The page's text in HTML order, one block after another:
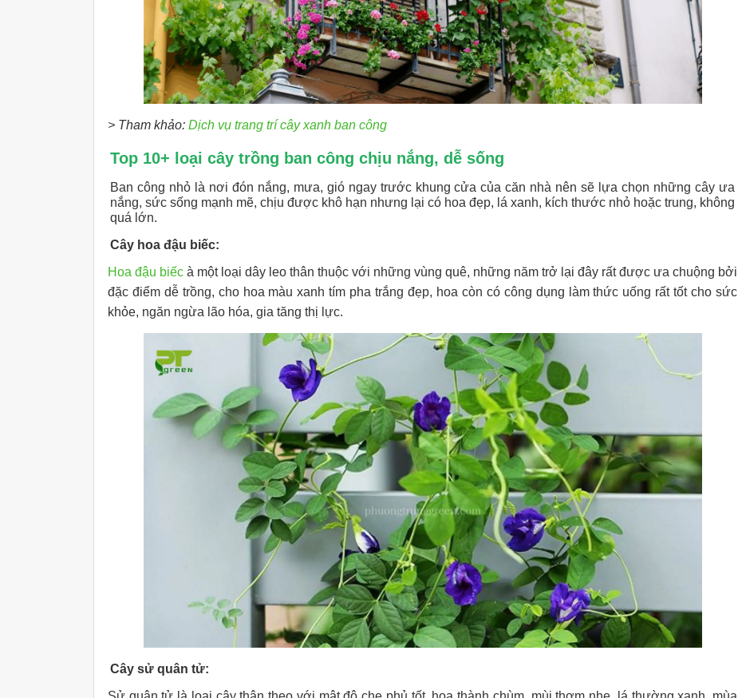
> Tham khảo: Dịch vụ trang trí cây xanh ban công
Top 10+ loại cây trồng ban công chịu nắng, dễ sống
Ban công nhỏ là nơi đón nắng, mưa, gió ngay trước khung cửa của căn nhà nên sẽ lựa chọn những cây ưa
nắng, sức sống mạnh mẽ, chịu được khô hạn nhưng lại có hoa đẹp, lá xanh, kích thước nhỏ hoặc trung, không
quá lớn.
Cây hoa đậu biếc:
Hoa đậu biếc à một loại dây leo thân thuộc với những vùng quê, những năm trở lại đây rất được ưa chuộng bởi
đặc điểm dễ trồng, cho hoa màu xanh tím pha trắng đẹp, hoa còn có công dụng làm thức uống rất tốt cho sức
khỏe, ngăn ngừa lão hóa, gia tăng thị lực.
Cây sử quân tử: